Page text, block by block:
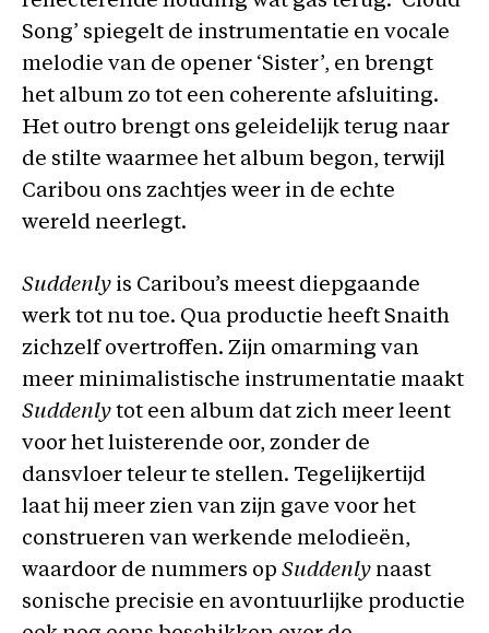
Song’ spiegelt de instrumentatie en vocale
melodie van de opener ‘Sister’, en brengt
het album zo tot een coherente afsluiting.
Het outro brengt ons geleidelijk terug naar
de stilte waarmee het album begon, terwijl
Caribou ons zachtjes weer in de echte
wereld neerlegt.
Suddenly is Caribou’s meest diepgaande
werk tot nu toe. Qua productie heeft Snaith
zichzelf overtroffen. Zijn omarming van
meer minimalistische instrumentatie maakt
Suddenly tot een album dat zich meer leent
voor het luisterende oor, zonder de
dansvloer teleur te stellen. Tegelijkertijd
laat hij meer zien van zijn gave voor het
construeren van werkende melodieën,
waardoor de nummers op Suddenly naast
sonische precisie en avontuurlijke productie